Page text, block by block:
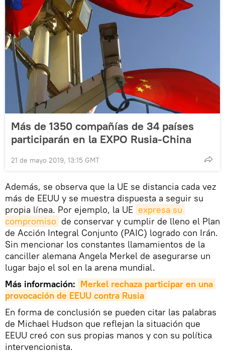
Más de 1350 compañías de 34 países
participarán en la EXPO Rusia-China
21 de mayo 2019, 13:15 GMT
Además, se observa que la UE se distancia cada vez
más de EEUU y se muestra dispuesta a seguir su
propia línea. Por ejemplo, la UE expresa su
compromiso de conservar y cumplir de lleno el Plan
de Acción Integral Conjunto (PAIC) logrado con Irán.
Sin mencionar los constantes llamamientos de la
canciller alemana Angela Merkel de asegurarse un
lugar bajo el sol en la arena mundial.
Más información: Merkel rechaza participar en una
provocación de EEUU contra Rusia
En forma de conclusión se pueden citar las palabras
de Michael Hudson que reflejan la situación que
EEUU creó con sus propias manos y con su política
intervencionista.